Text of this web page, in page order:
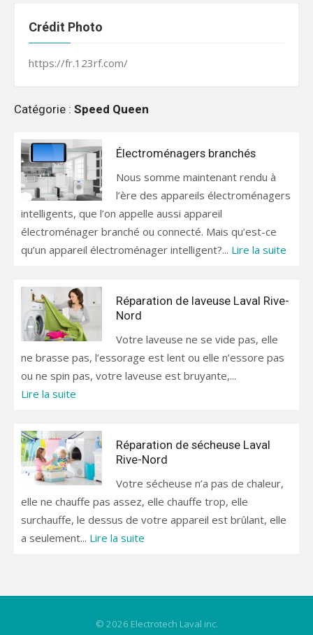
Catégorie : Speed Queen
Électroménagers branchés
Nous somme maintenant rendu à
l’ère des appareils électroménagers
intelligents, que l’on appelle aussi appareil
électroménager branché ou connecté. Mais qu’est-ce
qu’un appareil électroménager intelligent?... Lire la suite
Réparation de laveuse Laval Rive-
Nord
Votre laveuse ne se vide pas, elle
ne brasse pas, l’essorage est lent ou elle n’essore pas
ou ne spin pas, votre laveuse est bruyante,...
Lire la suite
Réparation de sécheuse Laval
Rive-Nord
Votre sécheuse n’a pas de chaleur,
elle ne chauffe pas assez, elle chauffe trop, elle
surchauffe, le dessus de votre appareil est brûlant, elle
a seulement... Lire la suite
Crédit Photo
https://fr.123rf.com/
© 2026 Electrotech Laval inc.